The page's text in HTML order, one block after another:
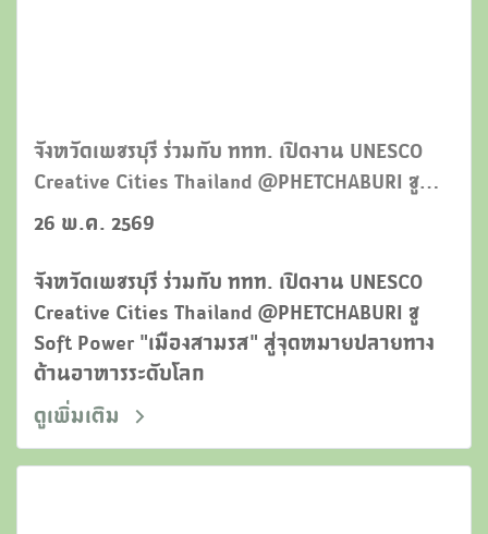
จังหวัดเพชรบุรี ร่วมกับ ททท. เปิดงาน UNESCO
Creative Cities Thailand @PHETCHABURI ชู
Soft Power "เมืองสามรส" สู่จุดหมายปลายทาง
ด้านอาหารระดับโลก
26 พ.ค. 2569
จังหวัดเพชรบุรี ร่วมกับ ททท. เปิดงาน UNESCO
Creative Cities Thailand @PHETCHABURI ชู
Soft Power "เมืองสามรส" สู่จุดหมายปลายทาง
ด้านอาหารระดับโลก
ดูเพิ่มเติม